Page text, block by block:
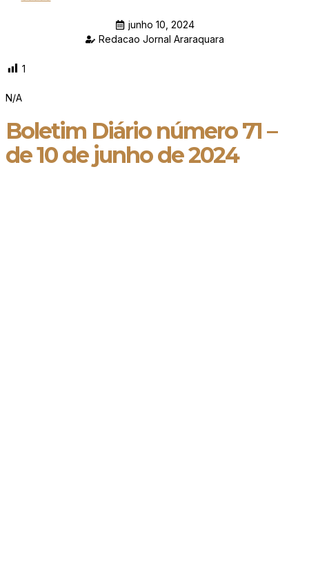
junho 10, 2024
Redacao Jornal Araraquara
1
N/A
Boletim Diário número 71 –
de 10 de junho de 2024